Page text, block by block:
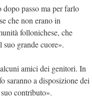
passo ma per farlo
che non erano in
follonichese, che
suo grande cuore».
amici dei genitori. In
saranno a disposizione dei
contributo».